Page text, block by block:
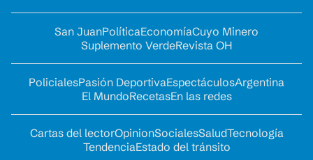
San JuanPolíticaEconomíaCuyo Minero
Suplemento VerdeRevista OH
PolicialesPasión DeportivaEspectáculosArgentina
El MundoRecetasEn las redes
Cartas del lectorOpinionSocialesSaludTecnología
TendenciaEstado del tránsito